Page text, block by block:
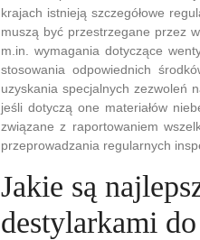
krajach istnieją szczegółowe
muszą być przestrzegane przez
m.in. wymagania dotyczące
stosowania odpowiednich
uzyskania specjalnych zezwoleń
jeśli dotyczą one materiałów
związane z raportowaniem
przeprowadzania regularnych
Jakie są
destylarkami